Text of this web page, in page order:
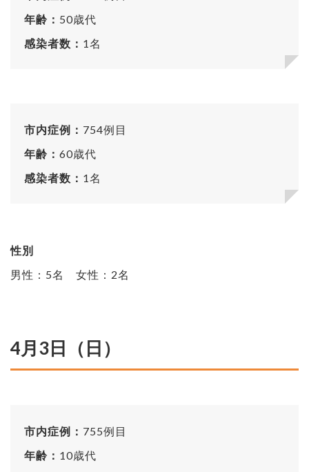
年齢： 50歳代
感染者数： 1名
市内症例： 754例目
年齢： 60歳代
感染者数： 1名
性別
男性：5名 女性：2名
4月3日（日）
市内症例： 755例目
年齢： 10歳代